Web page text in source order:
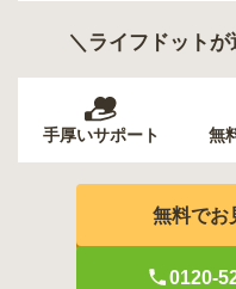
＼ライフドットが
手厚いサポート 無
無料でお
0120-